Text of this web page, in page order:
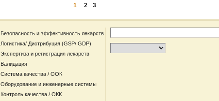
1 2 3
Безопасность и эффективность лекарств
Логистика/ Дистрибуция (GSP/ GDP)
Экспертиза и регистрация лекарств
Валидация
Система качества / ООК
Оборудование и инженерные системы
Контроль качества / ОКК